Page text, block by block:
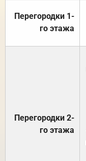
Перегородки 1-
го этажа
Перегородки 2-
го этажа